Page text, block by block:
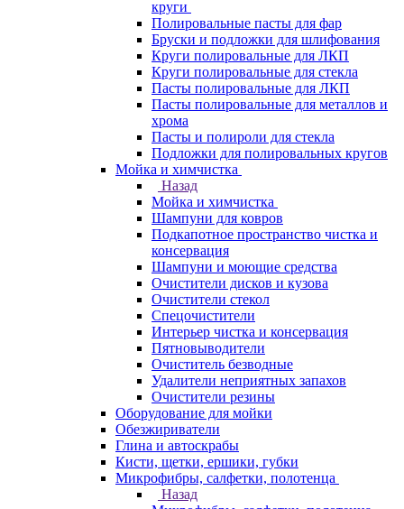
круги
Полировальные пасты для фар
Бруски и подложки для шлифования
Круги полировальные для ЛКП
Круги полировальные для стекла
Пасты полировальные для ЛКП
Пасты полировальные для металлов и
хрома
Пасты и полироли для стекла
Подложки для полировальных кругов
Мойка и химчистка
Назад
Мойка и химчистка
Шампуни для ковров
Подкапотное пространство чистка и
консервация
Шампуни и моющие средства
Очистители дисков и кузова
Очистители стекол
Спецочистители
Интерьер чистка и консервация
Пятновыводители
Очиститель безводные
Удалители неприятных запахов
Очистители резины
Оборудование для мойки
Обезжириватели
Глина и автоскрабы
Кисти, щетки, ершики, губки
Микрофибры, салфетки, полотенца
Назад